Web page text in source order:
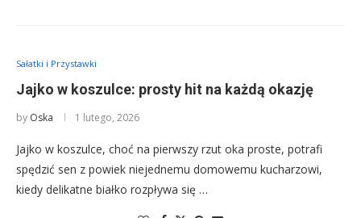
Sałatki i Przystawki
Jajko w koszulce: prosty hit na każdą okazję
by Oska 1 lutego, 2026
Jajko w koszulce, choć na pierwszy rzut oka proste, potrafi
spędzić sen z powiek niejednemu domowemu kucharzowi,
kiedy delikatne białko rozpływa się …